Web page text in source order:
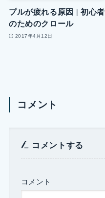
プルが疲れる原因 | 初心者
のためのクロール
2017年4月12日
コメント
コメントする
コメント